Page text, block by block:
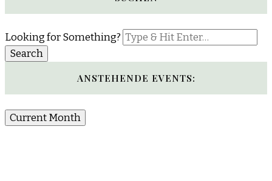
Looking for Something?
ANSTEHENDE EVENTS:
Current Month